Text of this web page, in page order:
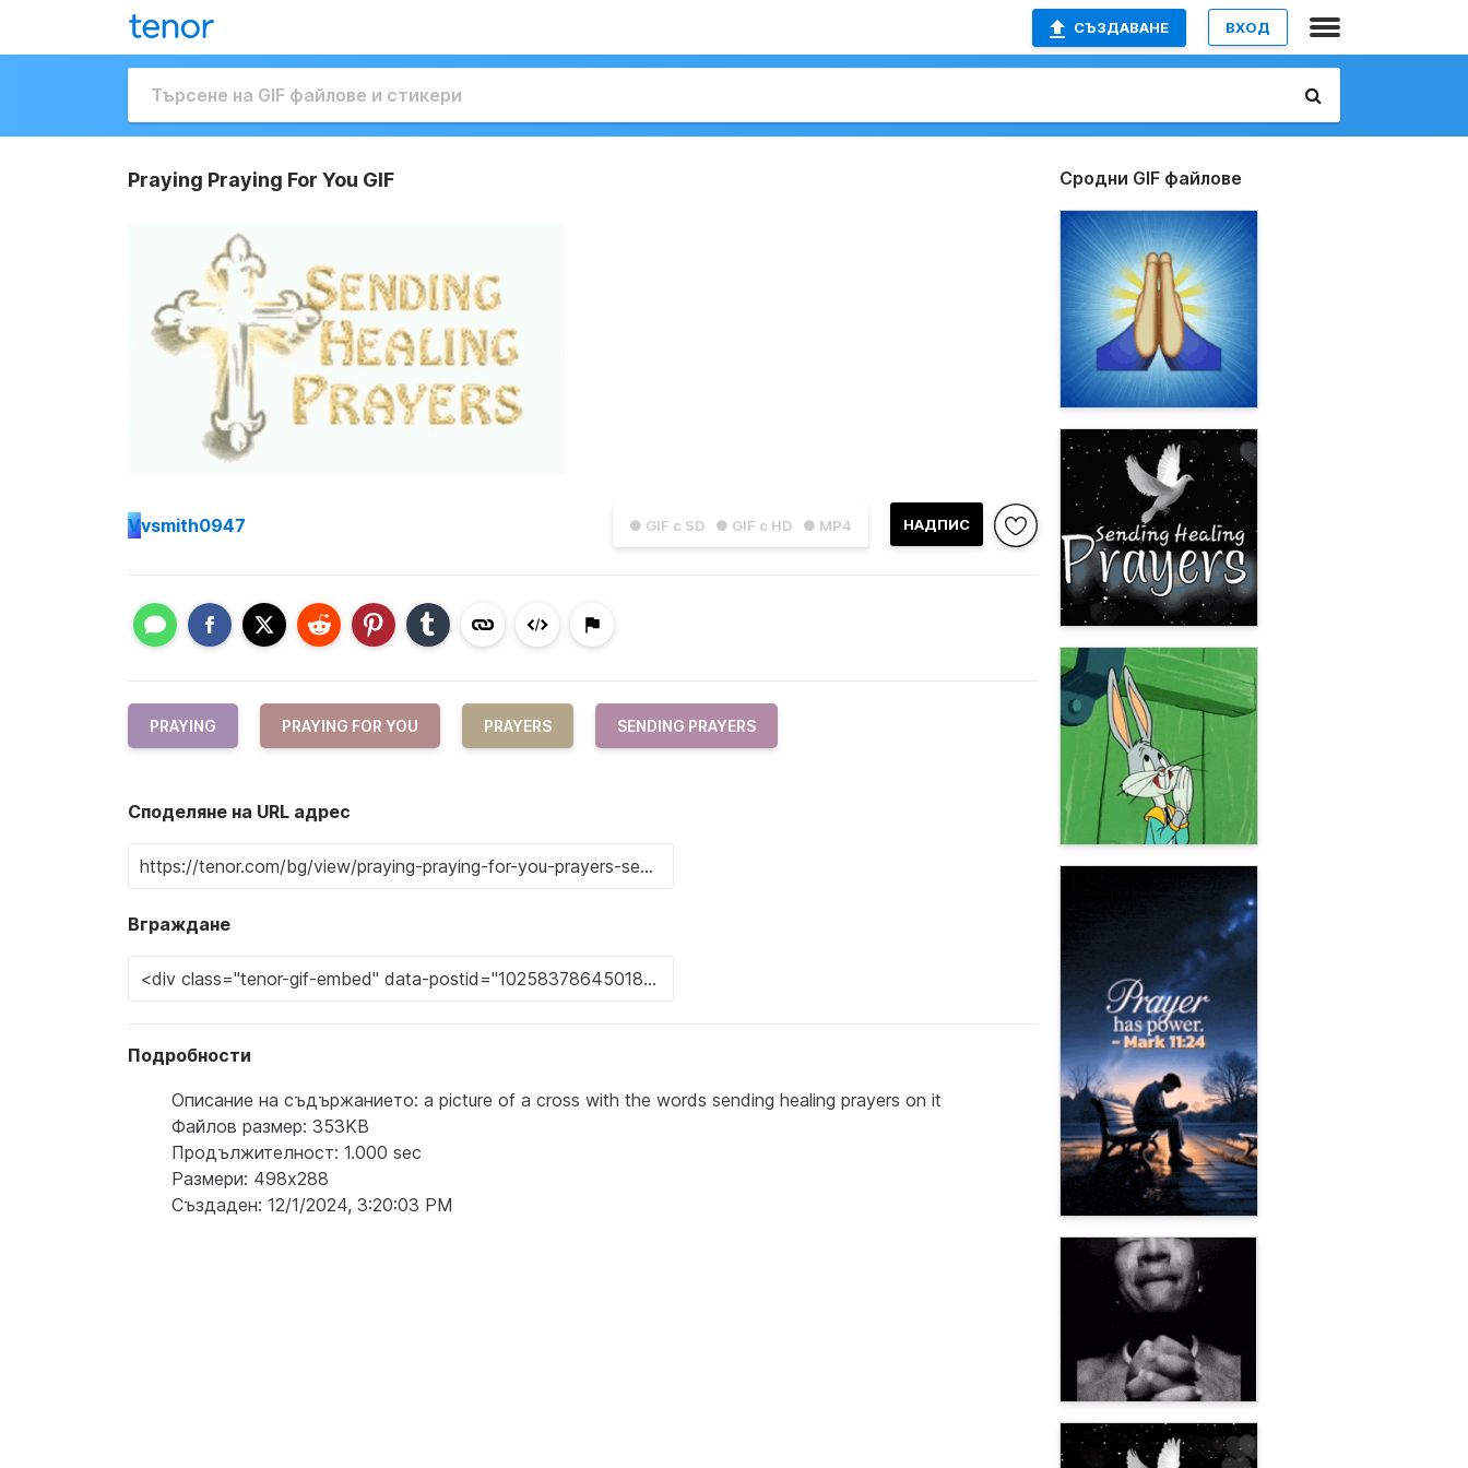
СЪЗДАВАНЕ ВХОД
Praying Praying For You GIF
● GIF с SD ● GIF с HD ● MP4 НАДПИС
Vvsmith0947
PRAYING PRAYING FOR YOU PRAYERS SENDING PRAYERS
Споделяне на URL адрес
Вграждане
Подробности
Описание на съдържанието: a picture of a cross with the words sending healing prayers on it
Файлов размер: 353KB
Продължителност: 1.000 sec
Размери: 498x288
Създаден: 12/1/2024, 3:20:03 PM
Сродни GIF файлове